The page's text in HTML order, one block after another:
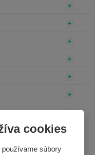
cookies
súbory